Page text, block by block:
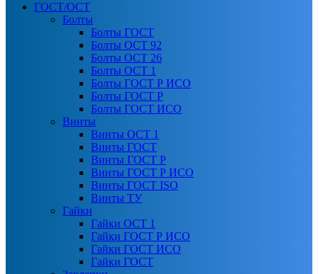
ГОСТ/ОСТ
Болты
Болты ГОСТ
Болты ОСТ 92
Болты ОСТ 26
Болты ОСТ 1
Болты ГОСТ Р ИСО
Болты ГОСТ Р
Болты ГОСТ ИСО
Винты
Винты ОСТ 1
Винты ГОСТ
Винты ГОСТ Р
Винты ГОСТ Р ИСО
Винты ГОСТ ISO
Винты ТУ
Гайки
Гайки ОСТ 1
Гайки ГОСТ Р ИСО
Гайки ГОСТ ИСО
Гайки ГОСТ